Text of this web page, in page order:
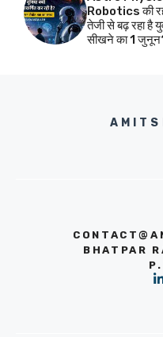
Robotics की
तेजी से बढ़ रहा है
सीखने का 1
BHATPAR